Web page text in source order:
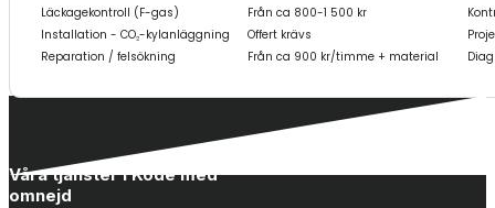
Läckagekontroll (F-gas)
Från ca 800-1 500 kr
Installation - CO₂-kylanläggning
Offert krävs
Reparation / felsökning
Från ca 900 kr/timme + material
Våra tjänster i Kode med
omnejd